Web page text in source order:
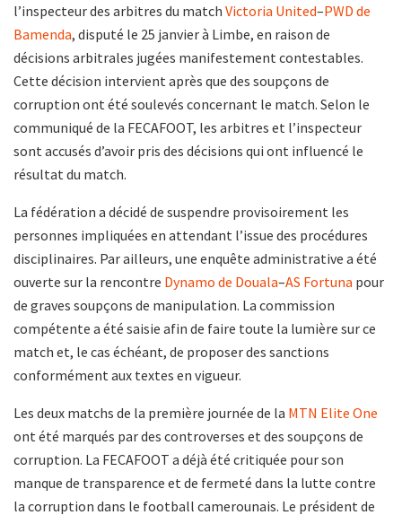
l’inspecteur des arbitres du match Victoria United–PWD de
Bamenda, disputé le 25 janvier à Limbe, en raison de
décisions arbitrales jugées manifestement contestables.
Cette décision intervient après que des soupçons de
corruption ont été soulevés concernant le match. Selon le
communiqué de la FECAFOOT, les arbitres et l’inspecteur
sont accusés d’avoir pris des décisions qui ont influencé le
résultat du match.
La fédération a décidé de suspendre provisoirement les
personnes impliquées en attendant l’issue des procédures
disciplinaires. Par ailleurs, une enquête administrative a été
ouverte sur la rencontre Dynamo de Douala–AS Fortuna pour
de graves soupçons de manipulation. La commission
compétente a été saisie afin de faire toute la lumière sur ce
match et, le cas échéant, de proposer des sanctions
conformément aux textes en vigueur.
Les deux matchs de la première journée de la MTN Elite One
ont été marqués par des controverses et des soupçons de
corruption. La FECAFOOT a déjà été critiquée pour son
manque de transparence et de fermeté dans la lutte contre
la corruption dans le football camerounais. Le président de